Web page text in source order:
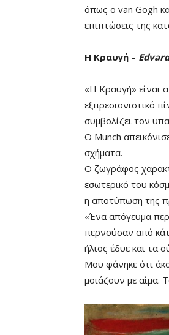
όπως ο van Gogh
επιπτώσεις της
Η Κραυγή –
«Η Κραυγή» είναι
εξπρεσιονιστικό
συμβολίζει τον
Ο Munch
σχήματα.
Ο ζωγράφος
εσωτερικό του
η αποτύπωση της
«Ένα απόγευμα
περνούσαν από
ήλιος έδυε και τα
Μου φάνηκε ότι
μοιάζουν με αίμα.